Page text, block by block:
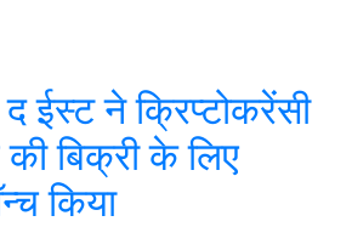
ईस्ट ने क्रिप्टोकरेंसी
बिक्री के लिए
किया